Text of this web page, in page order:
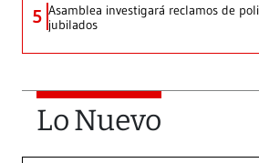
5 Asamblea investigará reclamos de
jubilados
Lo Nuevo